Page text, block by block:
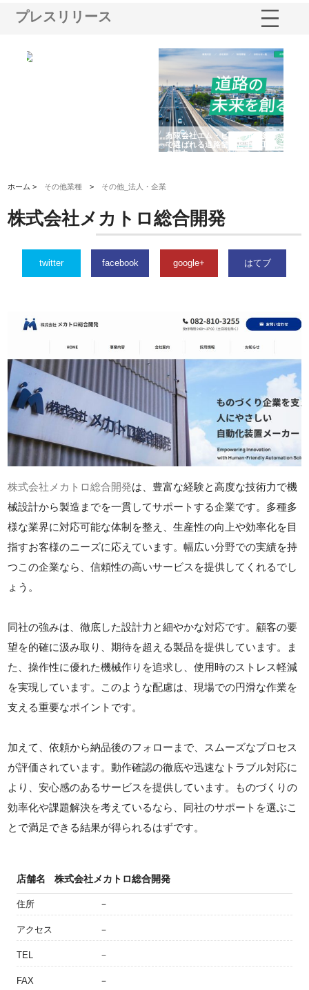
プレスリリース
有限会社エム・ビルドが南多摩
で選ばれる道路舗装と土木工事
の実力
ホーム > その他業種 > その他_法人・企業
株式会社メカトロ総合開発
twitter facebook google+ はてブ
株式会社メカトロ総合開発は、豊富な経験と高度な技術力で機
械設計から製造までを一貫してサポートする企業です。多種多
様な業界に対応可能な体制を整え、生産性の向上や効率化を目
指すお客様のニーズに応えています。幅広い分野での実績を持
つこの企業なら、信頼性の高いサービスを提供してくれるでし
ょう。
同社の強みは、徹底した設計力と細やかな対応です。顧客の要
望を的確に汲み取り、期待を超える製品を提供しています。ま
た、操作性に優れた機械作りを追求し、使用時のストレス軽減
を実現しています。このような配慮は、現場での円滑な作業を
支える重要なポイントです。
加えて、依頼から納品後のフォローまで、スムーズなプロセス
が評価されています。動作確認の徹底や迅速なトラブル対応に
より、安心感のあるサービスを提供しています。ものづくりの
効率化や課題解決を考えているなら、同社のサポートを選ぶこ
とで満足できる結果が得られるはずです。
店舗名 株式会社メカトロ総合開発
住所 －
アクセス －
TEL －
FAX －